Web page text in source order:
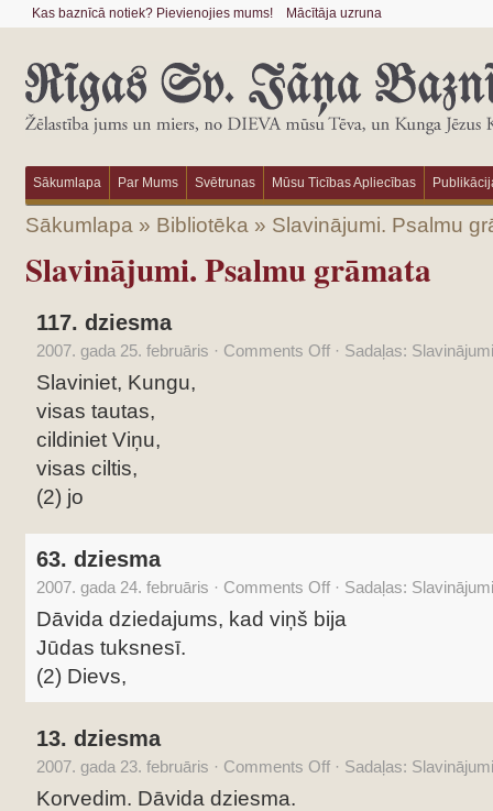
Kas baznīcā notiek? Pievienojies mums! Mācītāja uzruna
Sākumlapa Par Mums Svētrunas Mūsu Ticības Apliecības
Sākumlapa » Bibliotēka » Slavinājumi. Psalmu
Slavinājumi. Psalmu grāmata
117. dziesma
2007. gada 25. februāris · Comments Off · Sadaļas:
Slaviniet, Kungu,
visas tautas,
cildiniet Viņu,
visas ciltis,
(2) jo
63. dziesma
2007. gada 24. februāris · Comments Off · Sadaļas:
Dāvida dziedajums, kad viņš bija
Jūdas tuksnesī.
(2) Dievs,
13. dziesma
2007. gada 23. februāris · Comments Off · Sadaļas:
Korvedim. Dāvida dziesma.